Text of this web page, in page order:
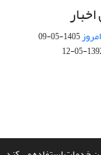
1405-05-09
1392-
سیناوب